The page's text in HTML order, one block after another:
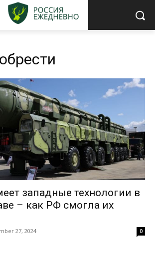
западные технологии в
– как РФ смогла их
27, 2024 0